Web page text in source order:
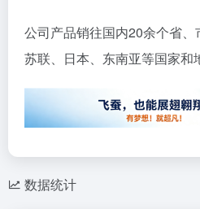
公司产品销往国内20余个省
苏联、日本、东南亚等国家和
数据统计